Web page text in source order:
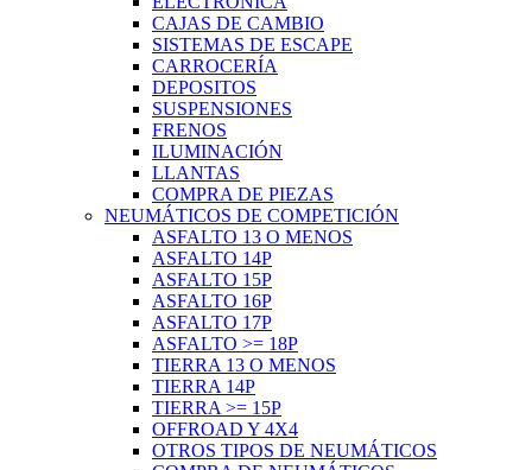
CAJAS DE CAMBIO
SISTEMAS DE ESCAPE
CARROCERÍA
DEPOSITOS
SUSPENSIONES
FRENOS
ILUMINACIÓN
LLANTAS
COMPRA DE PIEZAS
NEUMÁTICOS DE COMPETICIÓN
ASFALTO 13 O MENOS
ASFALTO 14P
ASFALTO 15P
ASFALTO 16P
ASFALTO 17P
ASFALTO >= 18P
TIERRA 13 O MENOS
TIERRA 14P
TIERRA >= 15P
OFFROAD Y 4X4
OTROS TIPOS DE NEUMÁTICOS